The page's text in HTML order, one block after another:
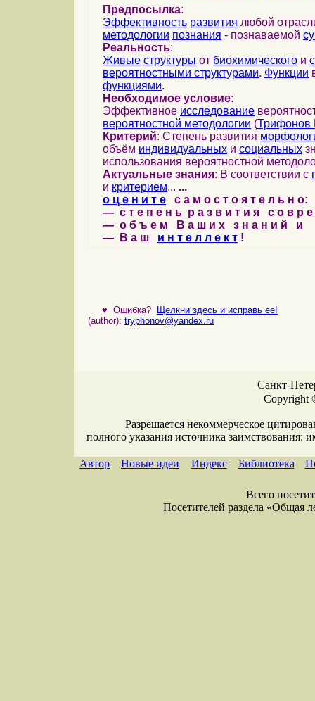
Предпосылка:
Эффективность развития любой
методологии познания - познаваемой
Реальность:
Живые структуры от биохимического и
вероятностными структурами. Функции
функциями.
Необходимое условие:
Эффективное исследование
вероятностной методологии (Трифонов
Критерий: Степень развития
объём индивидуальных и социальных
использования вероятностной
Актуальные знания: В соответствии с
и критерием... ...
о ц е н и т е с а м о с т о я т е л ь н о:
— с т е п е н ь р а з в и т и я с о в р
— о б ъ е м В а ш и х з н а н и й и
— В а ш и н т е л л е к т !
♥ Ошибка?
Щелкни здесь и исправь ее!
(author): tryphonov@yandex.ru
Санкт-
Copyright
Разрешается некоммерческое
полного указания источника заимствования:
Автор Новые идеи Индекс Библиотека
Всего
Посетителей раздела «Общая